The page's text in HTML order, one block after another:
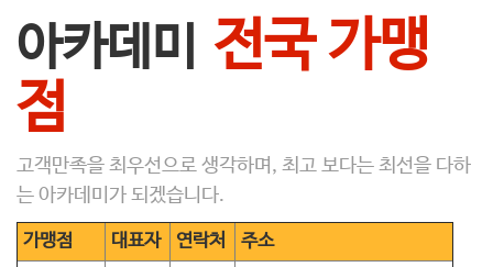
아카데미
전국 가맹
점
고객만족을 최우선으로 생각하며, 최고 보다는 최선을 다하
는 아카데미가 되겠습니다.
가맹점 대표자 연락처 주소